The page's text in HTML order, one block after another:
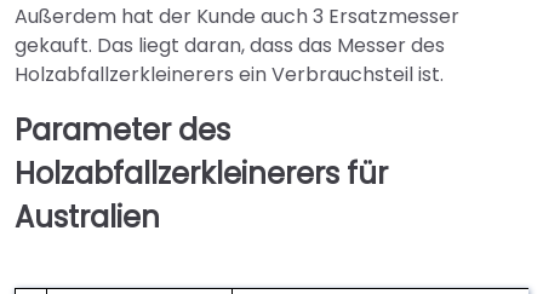
Außerdem hat der Kunde auch 3 Ersatzmesser
gekauft. Das liegt daran, dass das Messer des
Holzabfallzerkleinerers ein Verbrauchsteil ist.
Parameter des
Holzabfallzerkleinerers für
Australien